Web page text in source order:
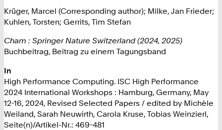
Krüger, Marcel (Corresponding author); Milke, Jan Frieder;
Kuhlen, Torsten; Gerrits, Tim Stefan
Cham : Springer Nature Switzerland (2024, 2025)
Buchbeitrag, Beitrag zu einem Tagungsband
In
High Performance Computing. ISC High Performance
2024 International Workshops : Hamburg, Germany, May
12-16, 2024, Revised Selected Papers / edited by Michèle
Weiland, Sarah Neuwirth, Carola Kruse, Tobias Weinzierl,
Seite(n)/Artikel-Nr.: 469-481